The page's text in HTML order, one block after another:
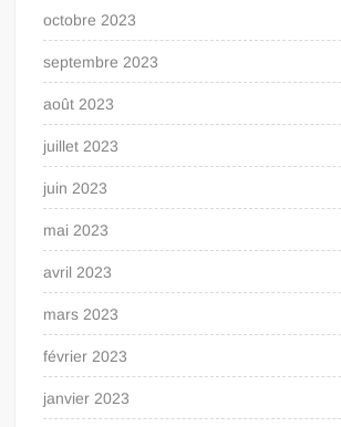
octobre 2023
septembre 2023
août 2023
juillet 2023
juin 2023
mai 2023
avril 2023
mars 2023
février 2023
janvier 2023